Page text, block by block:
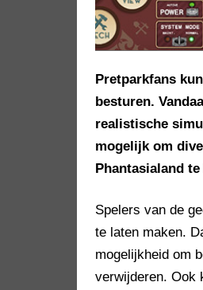
Pretparkfans
besturen.
realistische
mogelijk om
Phantasialand
Spelers van de
te laten maken.
mogelijkheid om
verwijderen. Ook